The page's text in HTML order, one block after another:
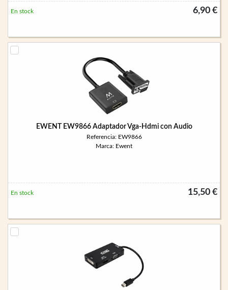
6,90 €
En stock
EWENT EW9866 Adaptador Vga-Hdmi con Audio
Referencia: EW9866
Marca: Ewent
15,50 €
En stock